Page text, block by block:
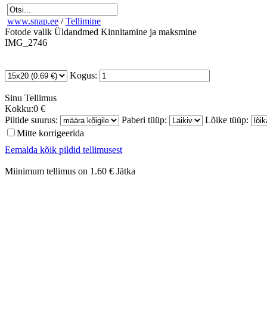
www.snap.ee / Tellimine
Fotode valik Üldandmed Kinnitamine ja maksmine
IMG_2746
Kogus:
Sinu Tellimus
Kokku:0 €
Piltide suurus:
Paberi tüüp:
Lõike tüüp:
Mitte korrigeerida
Eemalda kõik pildid tellimusest
Miinimum tellimus on 1.60 € Jätka